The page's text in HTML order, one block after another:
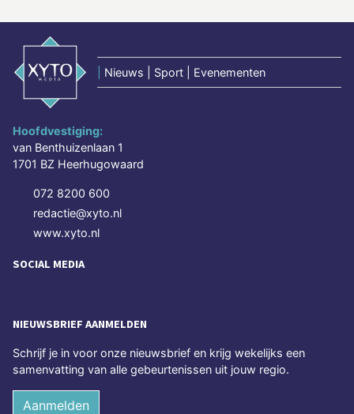
Nieuws | Sport | Evenementen
Hoofdvestiging:
van Benthuizenlaan 1
1701 BZ Heerhugowaard
072 8200 600
redactie@xyto.nl
www.xyto.nl
SOCIAL MEDIA
NIEUWSBRIEF AANMELDEN
Schrijf je in voor onze nieuwsbrief en krijg wekelijks een
samenvatting van alle gebeurtenissen uit jouw regio.
Aanmelden